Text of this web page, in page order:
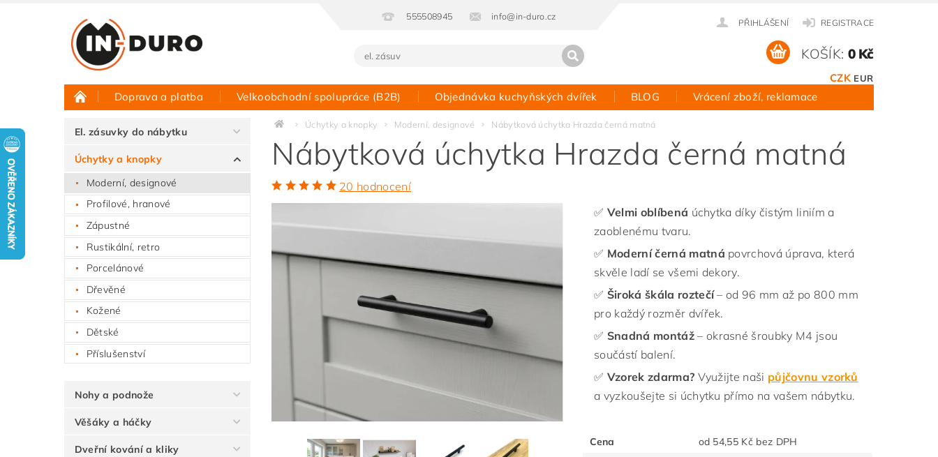
555508945 info@in-duro.cz
PŘIHLÁŠENÍ REGISTRACE
CZK EUR
KOŠÍK: 0 Kč
Doprava a platba Velkoobchodní spolupráce (B2B) Objednávka kuchyňských dvířek BLOG Vrácení zboží, reklamace
Půjčovna vzorků Hodnocení obchodu Kontakt
El. zásuvky do nábytku
Úchytky a knopky
Moderní, designové
Profilové, hranové
Zápustné
Rustikální, retro
Porcelánové
Dřevěné
Kožené
Dětské
Příslušenství
Nohy a podnože
Věšáky a háčky
Dveřní kování a kliky
Úchytky a knopky Moderní, designové Nábytková úchytka Hrazda černá matná
Nábytková úchytka Hrazda černá matná
20 hodnocení
✅ Velmi oblíbená úchytka díky čistým liniím a
zaoblenému tvaru.
✅ Moderní černá matná povrchová úprava, která
skvěle ladí se všemi dekory.
✅ Široká škála roztečí– od 96 mm až po 800 mm
pro každý rozměr dvířek.
✅ Snadná montáž– okrasné šroubky M4 jsou
součástí balení.
✅ Vzorek zdarma? Využijte naši půjčovnu vzorků
a vyzkoušejte si úchytku přímo na vašem nábytku.
Cena od 54,55 Kč bez DPH